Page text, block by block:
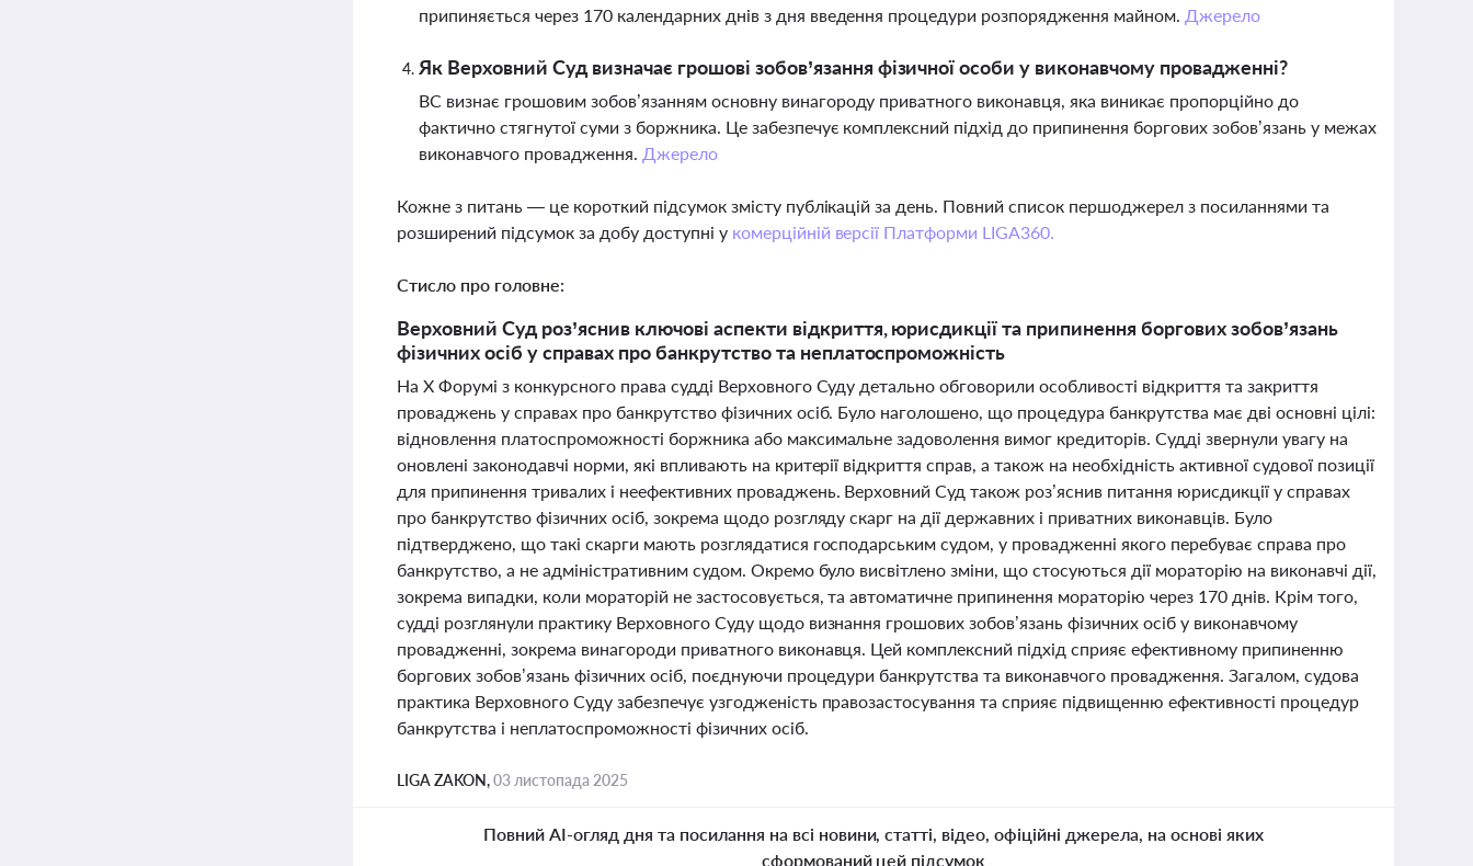
припиняється через 170 календарних днів з дня введення процедури розпорядження майном. Джерело
Як Верховний Суд визначає грошові зобов’язання фізичної особи у виконавчому провадженні?
ВС визнає грошовим зобов’язанням основну винагороду приватного виконавця, яка виникає пропорційно до
фактично стягнутої суми з боржника. Це забезпечує комплексний підхід до припинення боргових зобов’язань у межах
виконавчого провадження. Джерело
Кожне з питань — це короткий підсумок змісту публікацій за день. Повний список першоджерел з посиланнями та
розширений підсумок за добу доступні у комерційній версії Платформи LIGA360.
Стисло про головне:
Верховний Суд роз’яснив ключові аспекти відкриття, юрисдикції та припинення боргових зобов’язань
фізичних осіб у справах про банкрутство та неплатоспроможність
На X Форумі з конкурсного права судді Верховного Суду детально обговорили особливості відкриття та закриття
проваджень у справах про банкрутство фізичних осіб. Було наголошено, що процедура банкрутства має дві основні цілі:
відновлення платоспроможності боржника або максимальне задоволення вимог кредиторів. Судді звернули увагу на
оновлені законодавчі норми, які впливають на критерії відкриття справ, а також на необхідність активної судової позиції
для припинення тривалих і неефективних проваджень. Верховний Суд також роз’яснив питання юрисдикції у справах
про банкрутство фізичних осіб, зокрема щодо розгляду скарг на дії державних і приватних виконавців. Було
підтверджено, що такі скарги мають розглядатися господарським судом, у провадженні якого перебуває справа про
банкрутство, а не адміністративним судом. Окремо було висвітлено зміни, що стосуються дії мораторію на виконавчі дії,
зокрема випадки, коли мораторій не застосовується, та автоматичне припинення мораторію через 170 днів. Крім того,
судді розглянули практику Верховного Суду щодо визнання грошових зобов’язань фізичних осіб у виконавчому
провадженні, зокрема винагороди приватного виконавця. Цей комплексний підхід сприяє ефективному припиненню
боргових зобов’язань фізичних осіб, поєднуючи процедури банкрутства та виконавчого провадження. Загалом, судова
практика Верховного Суду забезпечує узгодженість правозастосування та сприяє підвищенню ефективності процедур
банкрутства і неплатоспроможності фізичних осіб.
LIGA ZAKON,03 листопада 2025
Повний AI-огляд дня та посилання на всі новини, статті, відео, офіційні джерела, на основі яких
сформований цей підсумок